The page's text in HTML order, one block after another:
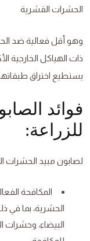
الحشرات القشرية
وهو أقل فعالية ضد
ذات الهياكل الخارجية
يستطيع اختراق
فوائد
للزراعة:
لصابون مبيد الحشرات
المكافحة
الحشرية، بما في
البيضاء، وحشرات